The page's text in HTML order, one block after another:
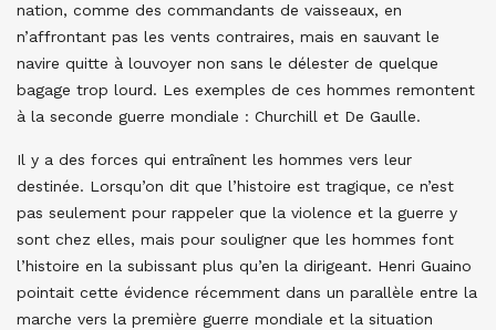
nation, comme des commandants de vaisseaux, en
n’affrontant pas les vents contraires, mais en sauvant le
navire quitte à louvoyer non sans le délester de quelque
bagage trop lourd. Les exemples de ces hommes remontent
à la seconde guerre mondiale : Churchill et De Gaulle.
Il y a des forces qui entraînent les hommes vers leur
destinée. Lorsqu’on dit que l’histoire est tragique, ce n’est
pas seulement pour rappeler que la violence et la guerre y
sont chez elles, mais pour souligner que les hommes font
l’histoire en la subissant plus qu’en la dirigeant. Henri Guaino
pointait cette évidence récemment dans un parallèle entre la
marche vers la première guerre mondiale et la situation